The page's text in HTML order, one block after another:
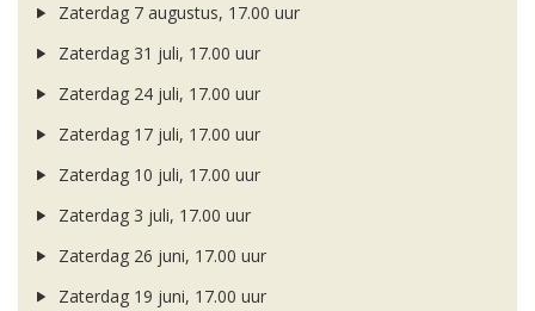
Zaterdag 7 augustus, 17.00 uur
Zaterdag 31 juli, 17.00 uur
Zaterdag 24 juli, 17.00 uur
Zaterdag 17 juli, 17.00 uur
Zaterdag 10 juli, 17.00 uur
Zaterdag 3 juli, 17.00 uur
Zaterdag 26 juni, 17.00 uur
Zaterdag 19 juni, 17.00 uur